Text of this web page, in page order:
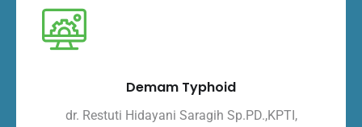
Demam Typhoid
dr. Restuti Hidayani Saragih Sp.PD.,KPTI,